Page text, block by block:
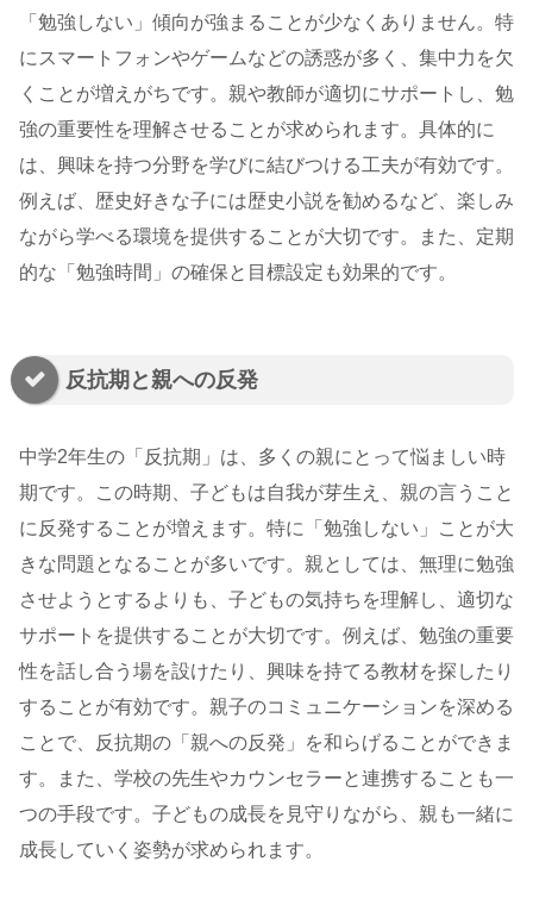
「勉強しない」傾向が強まることが少なくありません。特
にスマートフォンやゲームなどの誘惑が多く、集中力を欠
くことが増えがちです。親や教師が適切にサポートし、勉
強の重要性を理解させることが求められます。具体的に
は、興味を持つ分野を学びに結びつける工夫が有効です。
例えば、歴史好きな子には歴史小説を勧めるなど、楽しみ
ながら学べる環境を提供することが大切です。また、定期
的な「勉強時間」の確保と目標設定も効果的です。
反抗期と親への反発
中学2年生の「反抗期」は、多くの親にとって悩ましい時
期です。この時期、子どもは自我が芽生え、親の言うこと
に反発することが増えます。特に「勉強しない」ことが大
きな問題となることが多いです。親としては、無理に勉強
させようとするよりも、子どもの気持ちを理解し、適切な
サポートを提供することが大切です。例えば、勉強の重要
性を話し合う場を設けたり、興味を持てる教材を探したり
することが有効です。親子のコミュニケーションを深める
ことで、反抗期の「親への反発」を和らげることができま
す。また、学校の先生やカウンセラーと連携することも一
つの手段です。子どもの成長を見守りながら、親も一緒に
成長していく姿勢が求められます。